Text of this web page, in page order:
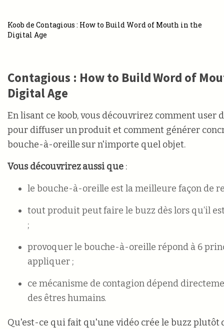
Koob de Contagious : How to Build Word of Mouth in the
Digital Age
Contagious : How to Build Word of
Digital Age
En lisant ce koob, vous découvrirez comment user
pour diffuser un produit et comment générer
bouche-à-oreille sur n'importe quel objet.
Vous découvrirez aussi que :
le bouche-à-oreille est la meilleure façon de
tout produit peut faire le buzz dès lors qu’il
;
provoquer le bouche-à-oreille répond à 6
appliquer ;
ce mécanisme de contagion dépend
des êtres humains.
Qu'est-ce qui fait qu'une vidéo crée le buzz plutôt